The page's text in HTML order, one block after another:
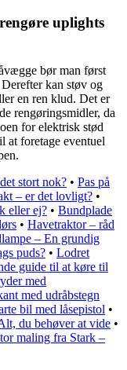
uplights
bør man først
kan støv og
en ren klud. Det er
rengøringsmidler, da
for elektrisk stød
at foretage eventuel
stort nok? • Pas på
– er det lovligt? •
eller ej? • Bundplade
• Havetraktor – råd
– En grundig
puds? • Lodret
guide til at køre til
med
med udråbstegn
bil med låsepistol •
du behøver at vide •
maling fra Stark –